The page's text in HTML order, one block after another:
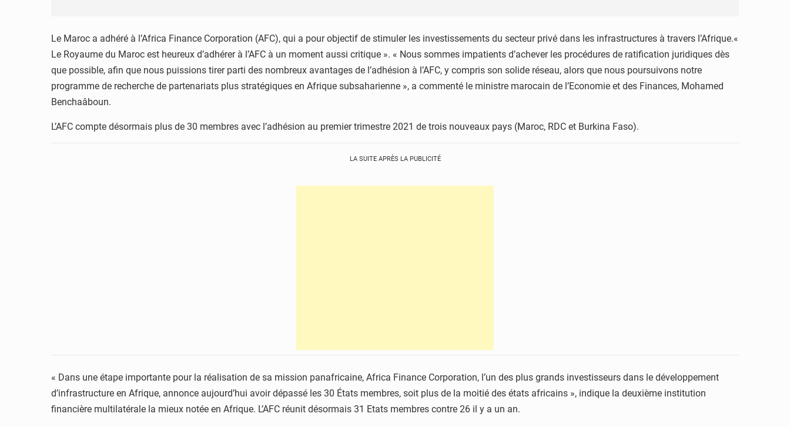
Le Maroc a adhéré à l’Africa Finance Corporation (AFC), qui a pour objectif de stimuler les investissements du secteur privé dans les infrastructures à travers l’Afrique.«
Le Royaume du Maroc est heureux d’adhérer à l’AFC à un moment aussi critique ». « Nous sommes impatients d’achever les procédures de ratification juridiques dès
que possible, afin que nous puissions tirer parti des nombreux avantages de l’adhésion à l’AFC, y compris son solide réseau, alors que nous poursuivons notre
programme de recherche de partenariats plus stratégiques en Afrique subsaharienne », a commenté le ministre marocain de l’Economie et des Finances, Mohamed
Benchaâboun.
L’AFC compte désormais plus de 30 membres avec l’adhésion au premier trimestre 2021 de trois nouveaux pays (Maroc, RDC et Burkina Faso).
LA SUITE APRÈS LA PUBLICITÉ
« Dans une étape importante pour la réalisation de sa mission panafricaine, Africa Finance Corporation, l’un des plus grands investisseurs dans le développement
d’infrastructure en Afrique, annonce aujourd’hui avoir dépassé les 30 États membres, soit plus de la moitié des états africains », indique la deuxième institution
financière multilatérale la mieux notée en Afrique. L’AFC réunit désormais 31 Etats membres contre 26 il y a un an.